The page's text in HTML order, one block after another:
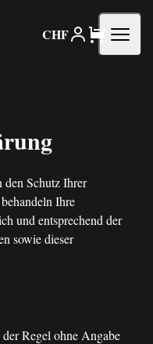
CHF Toggle
den Schutz Ihrer
Ihre
und entsprechend der
sowie dieser
Regel ohne Angabe